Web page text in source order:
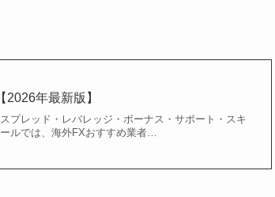
年最新版】
プレッド・レバレッジ・ボーナス・サポート・スキ
ルでは、海外FXおすすめ業者…